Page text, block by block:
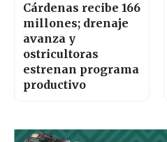
Cárdenas recibe 166
millones; drenaje
avanza y
ostricultoras
estrenan programa
productivo